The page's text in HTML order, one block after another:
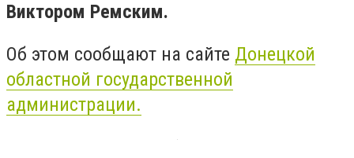
Виктором Ремским.
Об этом сообщают на сайте Донецкой
областной государственной
администрации.